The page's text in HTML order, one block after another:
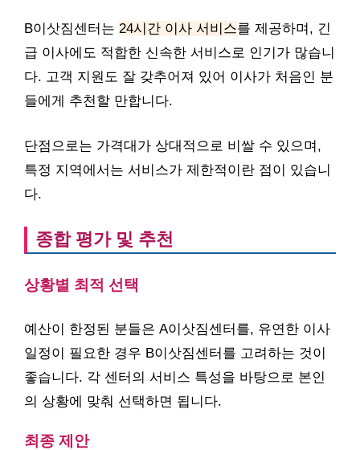
B이삿짐센터는 24시간 이사 서비스를 제공하며, 긴
급 이사에도 적합한 신속한 서비스로 인기가 많습니
다. 고객 지원도 잘 갖추어져 있어 이사가 처음인 분
들에게 추천할 만합니다.
단점으로는 가격대가 상대적으로 비쌀 수 있으며,
특정 지역에서는 서비스가 제한적이란 점이 있습니
다.
종합 평가 및 추천
상황별 최적 선택
예산이 한정된 분들은 A이삿짐센터를, 유연한 이사
일정이 필요한 경우 B이삿짐센터를 고려하는 것이
좋습니다. 각 센터의 서비스 특성을 바탕으로 본인
의 상황에 맞춰 선택하면 됩니다.
최종 제안